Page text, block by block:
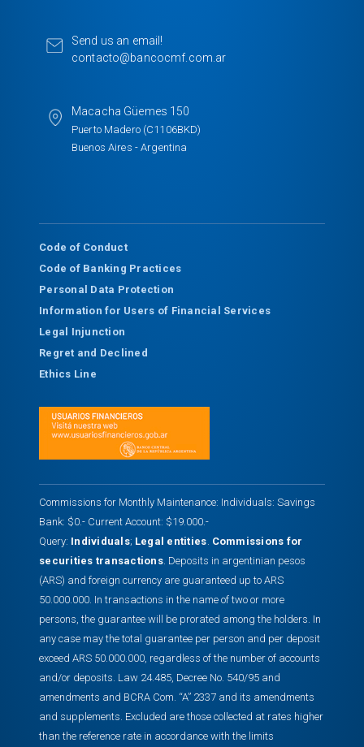
Send us an email!
contacto@bancocmf.com.ar
Macacha Güemes 150
Puerto Madero (C1106BKD)
Buenos Aires - Argentina
Code of Conduct
Code of Banking Practices
Personal Data Protection
Information for Users of Financial Services
Legal Injunction
Regret and Declined
Ethics Line
Commissions for Monthly Maintenance: Individuals: Savings
Bank: $0.- Current Account: $19.000.-
Query: Individuals; Legal entities Commissions for
securities transactions. Deposits in argentinian pesos
(ARS) and foreign currency are guaranteed up to ARS
50.000.000. In transactions in the name of two or more
persons, the guarantee will be prorated among the holders. In
any case may the total guarantee per person and per deposit
exceed ARS 50.000.000, regardless of the number of accounts
and/or deposits. Law 24.485, Decree No. 540/95 and
amendments and BCRA Com. “A” 2337 and its amendments
and supplements. Excluded are those collected at rates higher
than the reference rate in accordance with the limits